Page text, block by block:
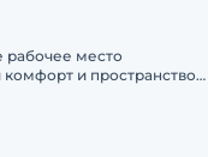
рабочее место
и пространство